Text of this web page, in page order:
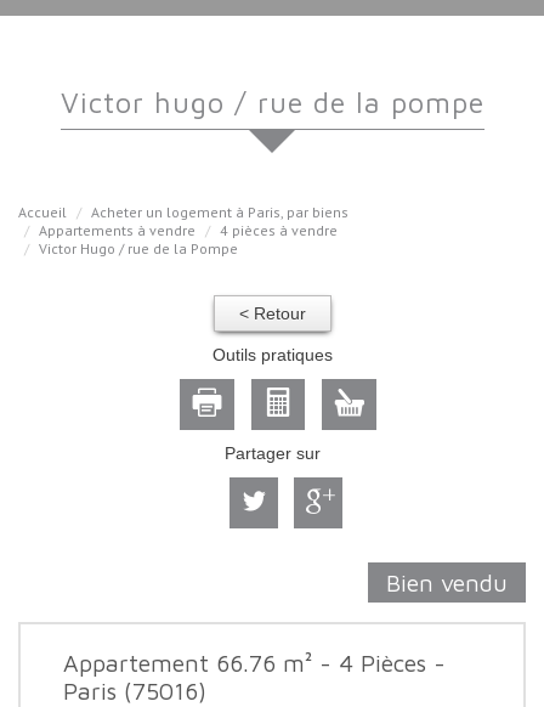
victor hugo / rue de la pompe
Accueil
Acheter un logement à Paris, par biens
Appartements à vendre
4 pièces à vendre
Victor Hugo / rue de la Pompe
< Retour
Outils pratiques
Partager sur
Bien vendu
Appartement 66.76 m² - 4 Pièces -
Paris (75016)